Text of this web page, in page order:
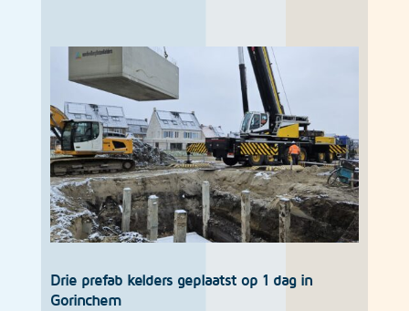
Drie prefab kelders geplaatst op 1 dag in
Gorinchem